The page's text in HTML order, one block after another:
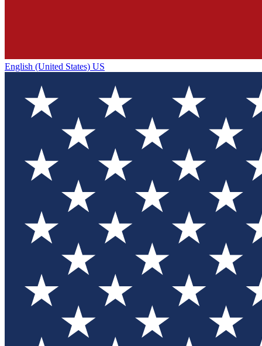
English (United States) US